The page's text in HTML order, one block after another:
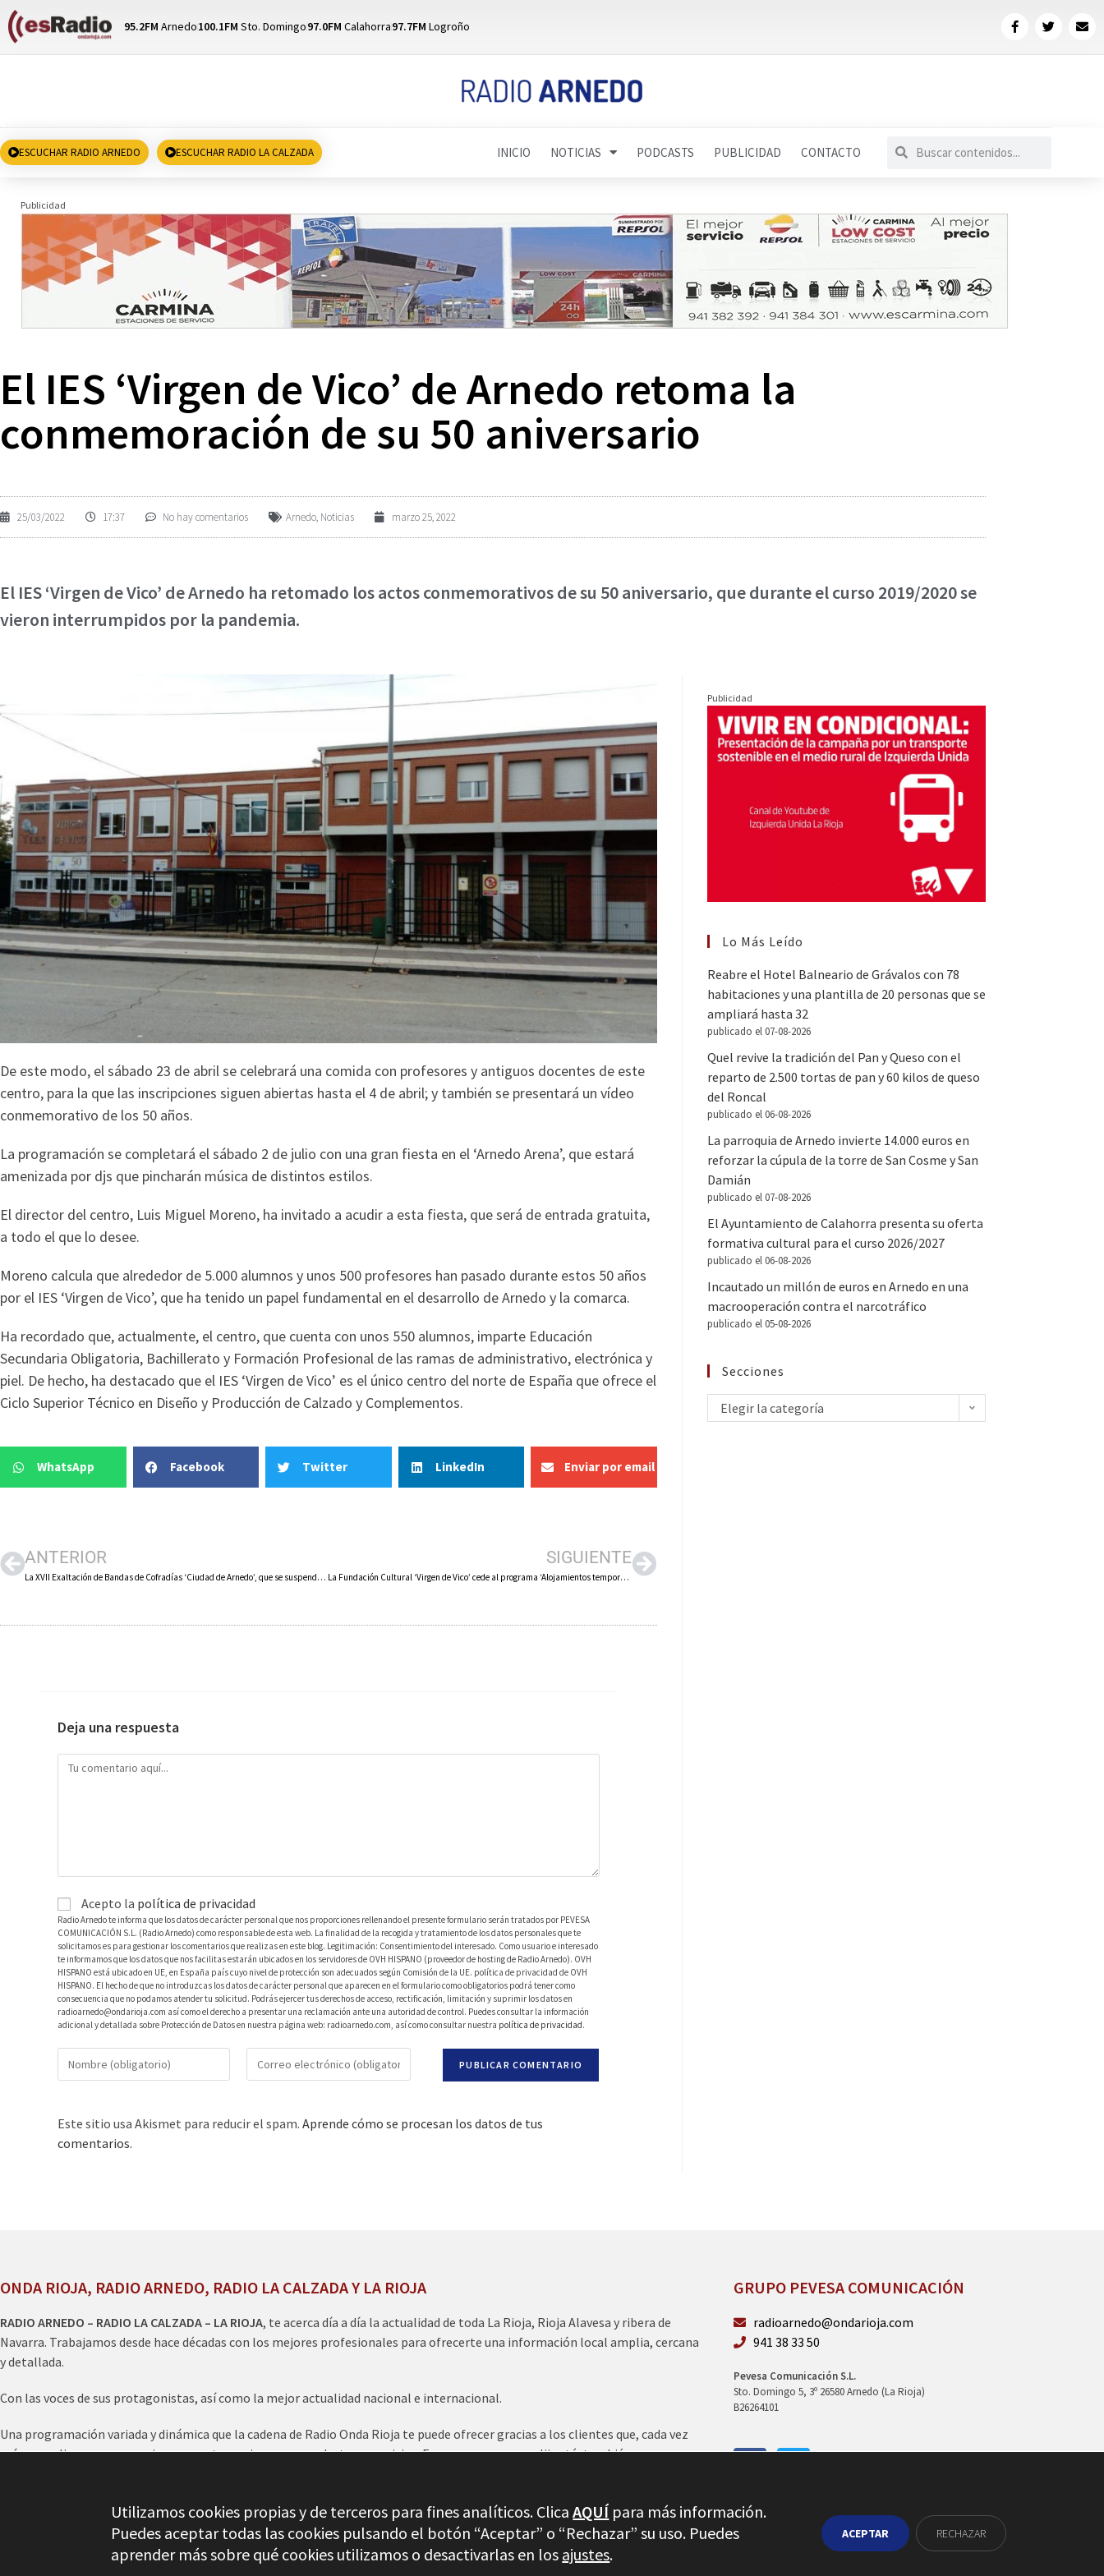
95.2FM Arnedo100.1FM Sto. Domingo97.0FM Calahorra97.7FM Logroño
ESCUCHAR RADIO ARNEDO ESCUCHAR RADIO LA CALZADA INICIO NOTICIAS PODCASTS PUBLICIDAD CONTACTO
Publicidad
El IES ‘Virgen de Vico’ de Arnedo retoma la
conmemoración de su 50 aniversario
25/03/2022 17:37 No hay comentarios Arnedo, Noticias marzo 25, 2022
El IES ‘Virgen de Vico’ de Arnedo ha retomado los actos conmemorativos de su 50 aniversario, que durante el curso 2019/2020 se
vieron interrumpidos por la pandemia.
De este modo, el sábado 23 de abril se celebrará una comida con profesores y antiguos docentes de este
centro, para la que las inscripciones siguen abiertas hasta el 4 de abril; y también se presentará un vídeo
conmemorativo de los 50 años.
La programación se completará el sábado 2 de julio con una gran fiesta en el ‘Arnedo Arena’, que estará
amenizada por djs que pincharán música de distintos estilos.
El director del centro, Luis Miguel Moreno, ha invitado a acudir a esta fiesta, que será de entrada gratuita,
a todo el que lo desee.
Moreno calcula que alrededor de 5.000 alumnos y unos 500 profesores han pasado durante estos 50 años
por el IES ‘Virgen de Vico’, que ha tenido un papel fundamental en el desarrollo de Arnedo y la comarca.
Ha recordado que, actualmente, el centro, que cuenta con unos 550 alumnos, imparte Educación
Secundaria Obligatoria, Bachillerato y Formación Profesional de las ramas de administrativo, electrónica y
piel. De hecho, ha destacado que el IES ‘Virgen de Vico’ es el único centro del norte de España que ofrece el
Ciclo Superior Técnico en Diseño y Producción de Calzado y Complementos.
WhatsApp Facebook Twitter LinkedIn Enviar por email
ANTERIOR
La XVII Exaltación de Bandas de Cofradías ‘Ciudad de Arnedo’, que se suspendió por la pandemia, se retomará el 9 de abril
SIGUIENTE
La Fundación Cultural ‘Virgen de Vico’ cede al programa ‘Alojamientos temporales’ de Cáritas dos viviendas, de las que una ya habitan refugiados ucranianos
Deja una respuesta
Acepto la política de privacidad
Radio Arnedo te informa que los datos de carácter personal que nos proporciones rellenando el presente formulario serán tratados por PEVESA
COMUNICACIÓN S.L. (Radio Arnedo) como responsable de esta web. La finalidad de la recogida y tratamiento de los datos personales que te
solicitamos es para gestionar los comentarios que realizas en este blog. Legitimación: Consentimiento del interesado. Como usuario e interesado
te informamos que los datos que nos facilitas estarán ubicados en los servidores de OVH HISPANO (proveedor de hosting de Radio Arnedo). OVH
HISPANO está ubicado en UE, en España país cuyo nivel de protección son adecuados según Comisión de la UE. política de privacidad de OVH
HISPANO. El hecho de que no introduzcas los datos de carácter personal que aparecen en el formulario como obligatorios podrá tener como
consecuencia que no podamos atender tu solicitud. Podrás ejercer tus derechos de acceso, rectificación, limitación y suprimir los datos en
radioarnedo@ondarioja.com así como el derecho a presentar una reclamación ante una autoridad de control. Puedes consultar la información
adicional y detallada sobre Protección de Datos en nuestra página web: radioarnedo.com, así como consultar nuestra política de privacidad.
Este sitio usa Akismet para reducir el spam. Aprende cómo se procesan los datos de tus
comentarios.
Publicidad
Lo Más Leído
Reabre el Hotel Balneario de Grávalos con 78
habitaciones y una plantilla de 20 personas que se
ampliará hasta 32
publicado el 07-08-2026
Quel revive la tradición del Pan y Queso con el
reparto de 2.500 tortas de pan y 60 kilos de queso
del Roncal
publicado el 06-08-2026
La parroquia de Arnedo invierte 14.000 euros en
reforzar la cúpula de la torre de San Cosme y San
Damián
publicado el 07-08-2026
El Ayuntamiento de Calahorra presenta su oferta
formativa cultural para el curso 2026/2027
publicado el 06-08-2026
Incautado un millón de euros en Arnedo en una
macrooperación contra el narcotráfico
publicado el 05-08-2026
Secciones
Elegir la categoría
ONDA RIOJA, RADIO ARNEDO, RADIO LA CALZADA Y LA RIOJA
RADIO ARNEDO – RADIO LA CALZADA – LA RIOJA, te acerca día a día la actualidad de toda La Rioja, Rioja Alavesa y ribera de
Navarra. Trabajamos desde hace décadas con los mejores profesionales para ofrecerte una información local amplia, cercana
y detallada.
Con las voces de sus protagonistas, así como la mejor actualidad nacional e internacional.
Una programación variada y dinámica que la cadena de Radio Onda Rioja te puede ofrecer gracias a los clientes que, cada vez
más, nos eligen para anunciar en nuestra emisora sus productos y servicios. Esperamos que nos elijas tú, también para
GRUPO PEVESA COMUNICACIÓN
radioarnedo@ondarioja.com
941 38 33 50
Pevesa Comunicación S.L.
Sto. Domingo 5, 3º 26580 Arnedo (La Rioja)
B26264101
Radio Arnedo Inicio Aviso legal Política de privacidad Política de cookies Ajustes cookies
Utilizamos cookies propias y de terceros para fines analíticos. ClicaAQUÍ para más información.
Puedes aceptar todas las cookies pulsando el botón “Aceptar” o “Rechazar” su uso. Puedes
aprender más sobre qué cookies utilizamos o desactivarlas en los ajustes.
ACEPTAR RECHAZAR